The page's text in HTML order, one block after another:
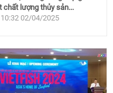
chất lượng thủy sản...
10:32 02/04/2025